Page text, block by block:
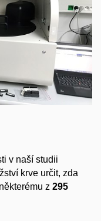
v naší studii
krve určit, zda
z 295